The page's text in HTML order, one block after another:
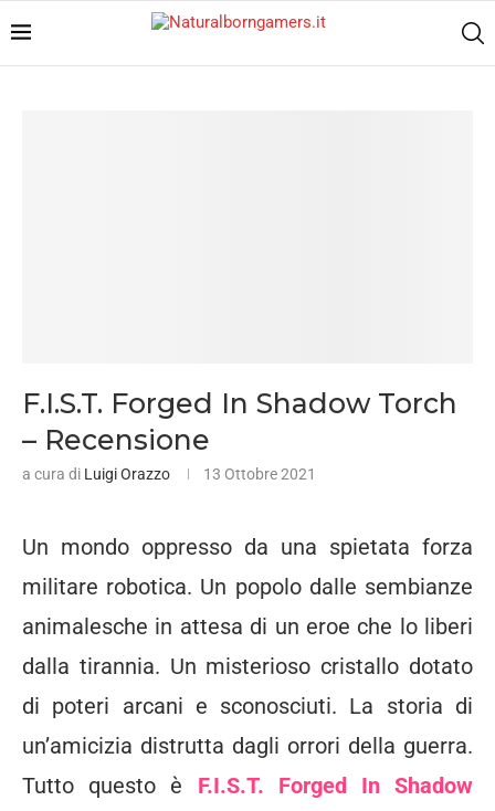
F.I.S.T. Forged In Shadow Torch
– Recensione
a cura di Luigi Orazzo 13 Ottobre 2021
Un mondo oppresso da una spietata forza
militare robotica. Un popolo dalle sembianze
animalesche in attesa di un eroe che lo liberi
dalla tirannia. Un misterioso cristallo dotato
di poteri arcani e sconosciuti. La storia di
un’amicizia distrutta dagli orrori della guerra.
Tutto questo è F.I.S.T. Forged In Shadow